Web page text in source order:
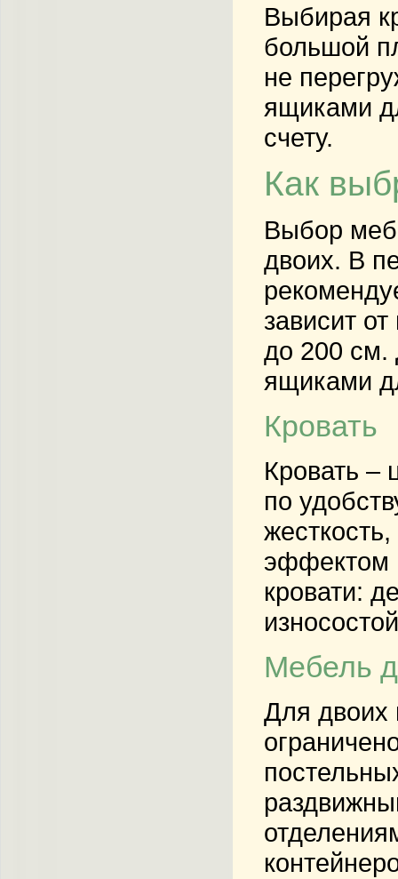
Выбирая
большой
не
ящиками
счету.
Как
Выбор
двоих. В
зависит
до 200 см.
ящиками
Кровать
Кровать –
по
эффектом
кровати:
Мебель
Для двоих